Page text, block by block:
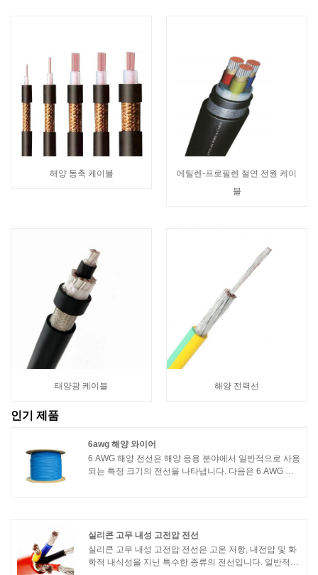
해양 동축 케이블
에틸렌-프로필렌 절연 전원 케이
블
태양광 케이블 해양 전력선
인기 제품
6awg 해양 와이어
6 AWG 해양 전선은 해양 응용 분야에서 일반적으로 사용
되는 특정 크기의 전선을 나타냅니다. 다음은 6 AWG 해
AWG는 American Wire Gauge를 나타냅니다.
실리콘 고무 내성 고전압 전선
실리콘 고무 내성 고전압 전선은 고온 저항, 내전압 및 화
학적 내식성을 지닌 특수한 종류의 전선입니다. 일반적으